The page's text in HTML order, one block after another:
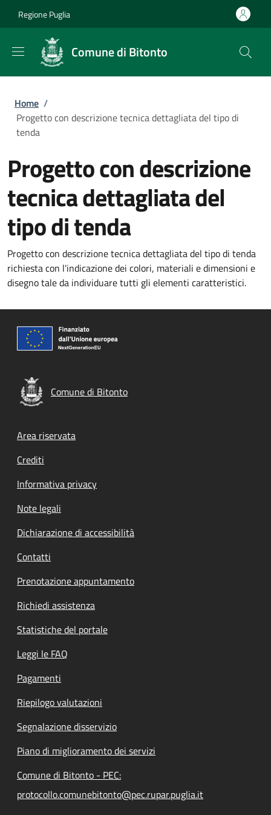
Regione Puglia
Comune di Bitonto
Briciole di pane
Home /
Progetto con descrizione tecnica dettagliata del tipo di
tenda
Progetto con descrizione
tecnica dettagliata del
tipo di tenda
Progetto con descrizione tecnica dettagliata del tipo di tenda
richiesta con l'indicazione dei colori, materiali e dimensioni e
disegno tale da individuare tutti gli elementi caratteristici.
Comune di Bitonto
Footer menu
Area riservata
Crediti
Informativa privacy
Note legali
Dichiarazione di accessibilità
Contatti
Prenotazione appuntamento
Richiedi assistenza
Statistiche del portale
Leggi le FAQ
Pagamenti
Riepilogo valutazioni
Segnalazione disservizio
Piano di miglioramento dei servizi
Comune di Bitonto - PEC:
protocollo.comunebitonto@pec.rupar.puglia.it